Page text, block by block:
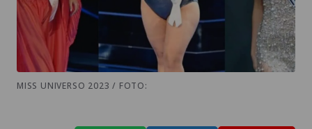
MISS UNIVERSO 2023 / FOTO: